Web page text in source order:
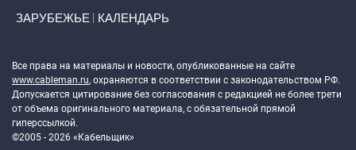
ЗАРУБЕЖЬЕ КАЛЕНДАРЬ
Все права на материалы и новости, опубликованные на сайте
www.cableman.ru, охраняются в соответствии с законодательством РФ.
Допускается цитирование без согласования с редакцией не более трети
от объема оригинального материала, с обязательной прямой
гиперссылкой.
©2005 - 2026 «Кабельщик»